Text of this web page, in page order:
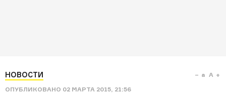
НОВОСТИ
ОПУБЛИКОВАНО 02 МАРТА 2015, 21:56
a A